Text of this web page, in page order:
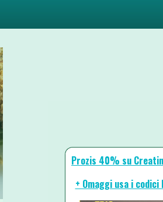
Prozis 40% su
+ Omaggi usa i codici